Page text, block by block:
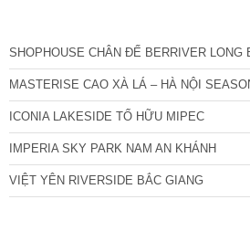
SHOPHOUSE CHÂN ĐẾ BERRIVER LONG
MASTERISE CAO XÀ LÁ – HÀ NỘI
ICONIA LAKESIDE TỐ HỮU MIPEC
IMPERIA SKY PARK NAM AN KHÁNH
VIỆT YÊN RIVERSIDE BẮC GIANG